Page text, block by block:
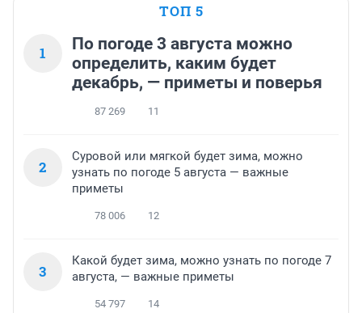
ТОП 5
1
По погоде 3 августа можно
определить, каким будет
декабрь, — приметы и поверья
87 269 11
2
Суровой или мягкой будет зима, можно
узнать по погоде 5 августа — важные
приметы
78 006 12
3
Какой будет зима, можно узнать по погоде 7
августа, — важные приметы
54 797 14